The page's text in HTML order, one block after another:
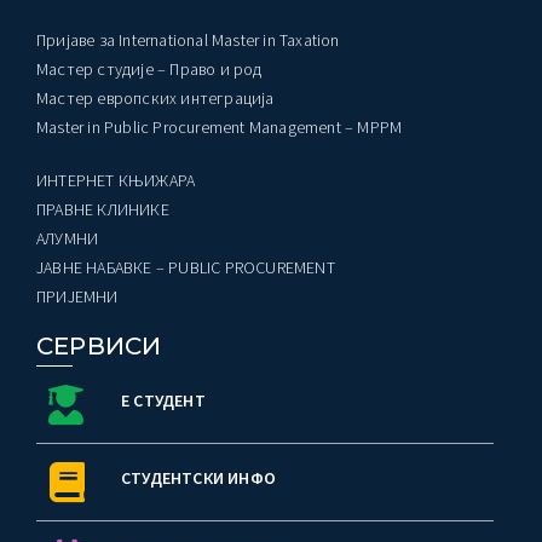
Пријаве за International Master in Taxation
Мастер студије – Право и род
Мастер европских интеграција
Master in Public Procurement Management – MPPM
ИНТЕРНЕТ КЊИЖАРА
ПРАВНЕ КЛИНИКЕ
AЛУМНИ
ЈАВНЕ НАБАВКЕ – PUBLIC PROCUREMENT
ПРИЈЕМНИ
СЕРВИСИ
Е СТУДЕНТ
СТУДЕНТСКИ ИНФО